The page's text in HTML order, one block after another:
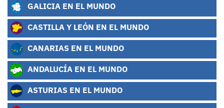
GALICIA EN EL MUNDO
CASTILLA Y LEÓN EN EL MUNDO
CANARIAS EN EL MUNDO
ANDALUCÍA EN EL MUNDO
ASTURIAS EN EL MUNDO